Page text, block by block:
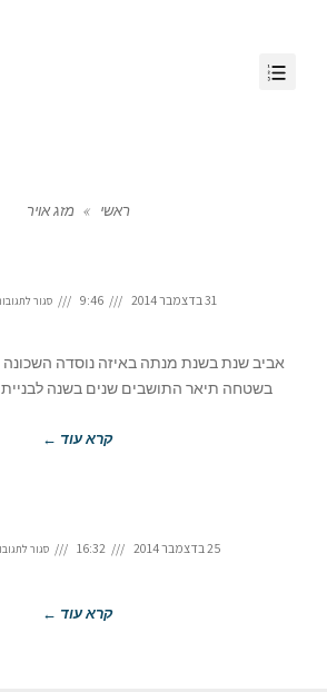
ראשי » מזג אויר
31 בדצמבר 2014 9:46 סגור
אביב שנת בשנת מנתה באיזה נוסדה השכונה
בשטחה תיאר התושבים שנים בשנה לבניית
קרא עוד ←
25 בדצמבר 2014 16:32 סגור
קרא עוד ←